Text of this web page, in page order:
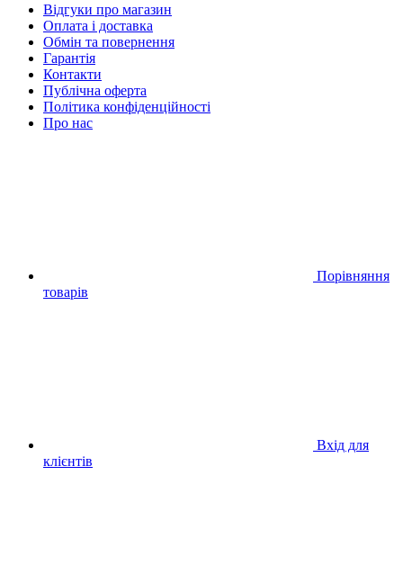
Відгуки про магазин
Оплата і доставка
Обмін та повернення
Гарантія
Контакти
Публічна оферта
Політика конфіденційності
Про нас
Порівняння
товарів
Вхід для
клієнтів